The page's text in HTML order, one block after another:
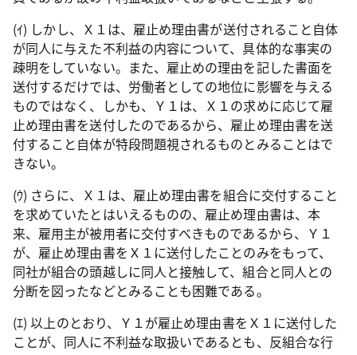
(ｲ) しかし、Ｘ１は、雇止め理由書が送付されること自体
が同人に与えた不利益の内容について、具体的な事実の
疎明をしていない。また、雇止めの理由を記した書面を
送付するだけでは、労働者としての地位に影響を与える
ものではなく、しかも、Ｙ１は、Ｘ１の求めに応じて雇
止め理由書を送付したのであるから、雇止め理由書を送
付すること自体が特段問題視されるものとみることはで
きない。
(ｳ) さらに、Ｘ１は、雇止め理由書を組合に交付すること
を求めていたとはいえるものの、雇止め理由書は、本
来、雇用主が被用者に交付すべきものであるから、Ｙ１
が、雇止め理由書をＸ１に送付したことのみをもって、
同社が組合の頭越しに同人と接触して、組合と同人との
分断を図ったなどとみることも困難である。
(ｴ) 以上のとおり、Ｙ１が雇止め理由書をＸ１に送付した
ことが、同人に不利益な取扱いであるとも、反組合な行